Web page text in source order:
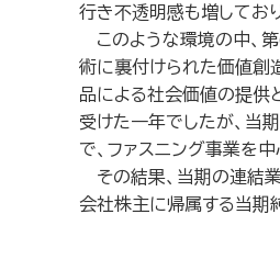
行き不透明感も増してお
このような環境の中、
術に裏付けられた価値創
品による社会価値の提供
受けた一年でしたが、当
で、ファスニング事業を
その結果、当期の連結
会社株主に帰属する当期